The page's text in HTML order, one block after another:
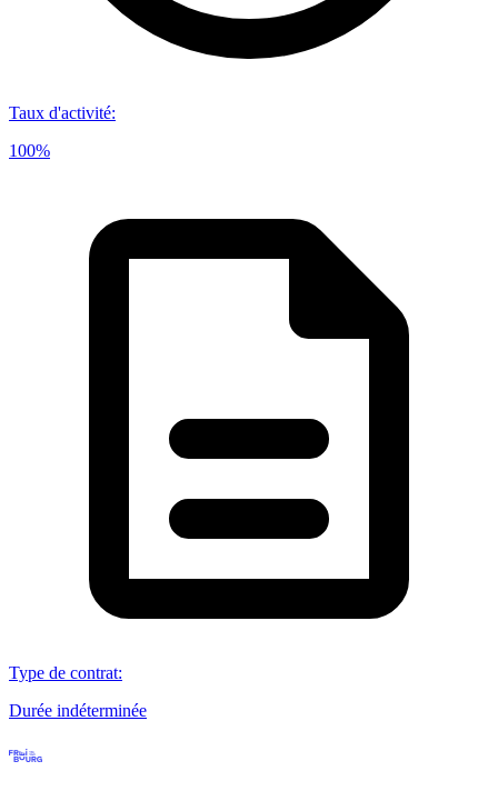
Taux d'activité:
100%
Type de contrat:
Durée indéterminée